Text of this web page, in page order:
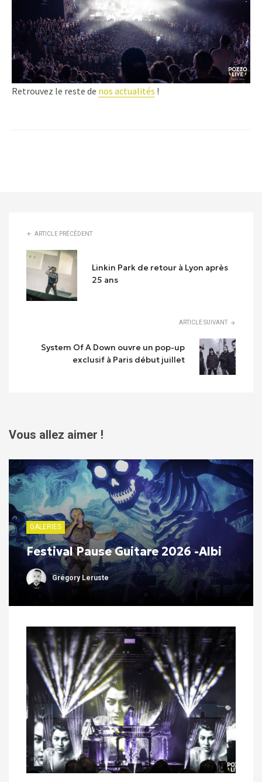
Retrouvez le reste de nos actualités !
ARTICLE PRÉCÉDENT
Linkin Park de retour à Lyon après
25 ans
ARTICLE SUIVANT
System Of A Down ouvre un pop-up
exclusif à Paris début juillet
Vous allez aimer !
GALERIES
Festival Pause Guitare 2026 -Albi
Grégory Leruste